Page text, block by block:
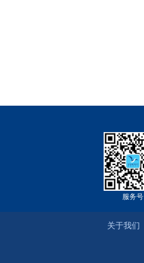
服务号
关于我们